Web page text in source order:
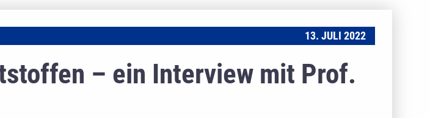
13. JULI 2022
– ein Interview mit Prof.